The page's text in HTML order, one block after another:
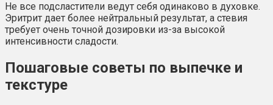
Не все подсластители ведут себя одинаково в духовке.
Эритрит дает более нейтральный результат, а стевия
требует очень точной дозировки из-за высокой
интенсивности сладости.
Пошаговые советы по выпечке и
текстуре